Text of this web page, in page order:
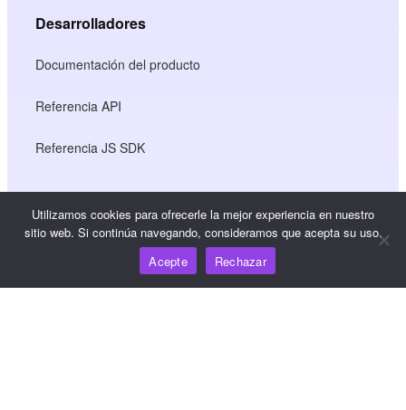
Desarrolladores
Documentación del producto
Referencia API
Referencia JS SDK
Recursos
Centro de conocimiento
Utilizamos cookies para ofrecerle la mejor experiencia en nuestro
sitio web. Si continúa navegando, consideramos que acepta su uso.
Acepte
Rechazar